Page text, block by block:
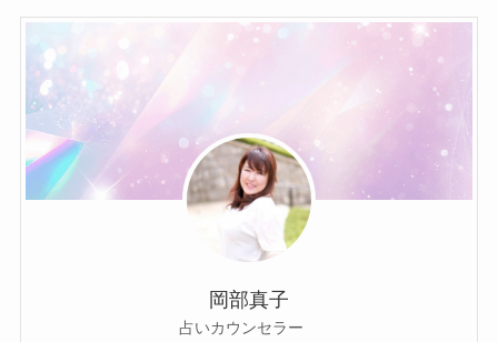
岡部真子
占いカウンセラー